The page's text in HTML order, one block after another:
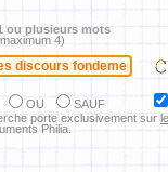
ou plusieurs mots
4)
OU
SAUF
porte exclusivement sur
Philia.